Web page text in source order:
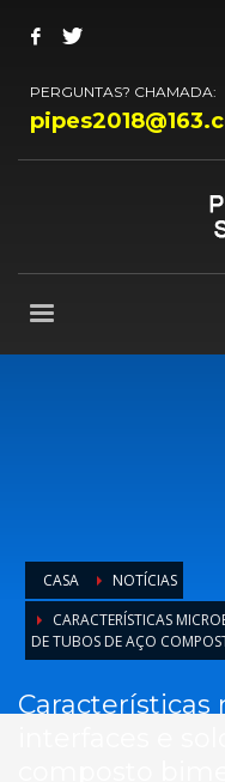
PERGUNTAS? CHAMADA:
CASA
NOTÍCIAS
CARACTERÍSTICAS
DE TUBOS DE AÇO